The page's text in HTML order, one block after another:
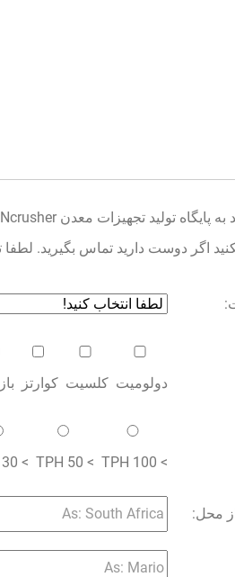
اگر دوست دارید تماس بگیرید. لطفا
دولومیت کلسیت کوارتز
> 100 TPH
> 50 TPH
> 30 TPH
محل: